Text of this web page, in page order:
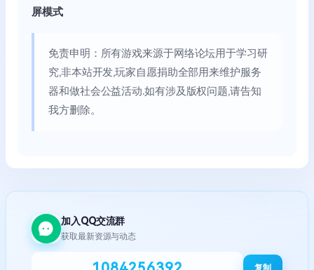
屏模式
免责申明：所有游戏来源于网络论坛用于学习研
究,非本站开发,玩家自愿捐助全部用来维护服务
器和做社会公益活动.如有涉及版权问题,请告知
我方删除。
加入QQ交流群
获取最新资源与动态
复制